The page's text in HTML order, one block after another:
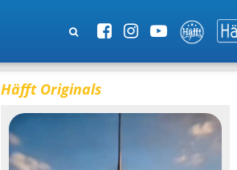
Häfft Originals